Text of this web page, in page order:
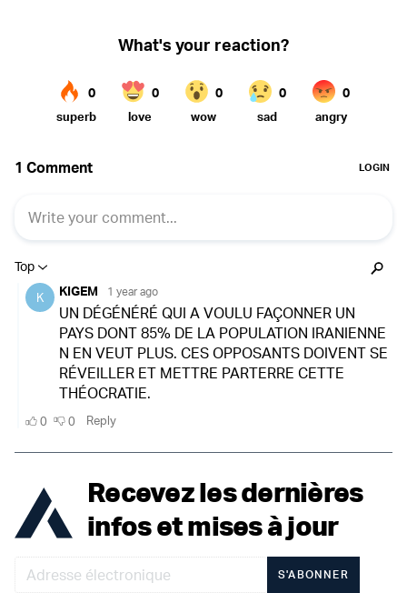
Recevez les dernières
infos et mises à jour
S'ABONNER